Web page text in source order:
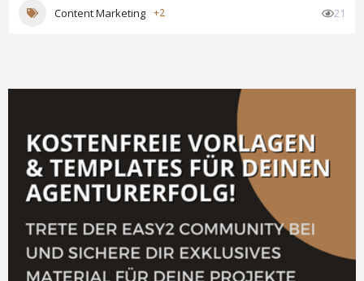
Content Marketing +2 21